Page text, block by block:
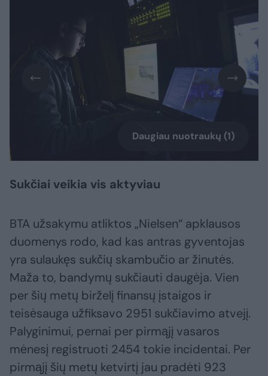
Daugiau nuotraukų (1)
Sukčiai veikia vis aktyviau
BTA užsakymu atliktos „Nielsen“ apklausos
duomenys rodo, kad kas antras gyventojas
yra sulaukęs sukčių skambučio ar žinutės.
Maža to, bandymų sukčiauti daugėja. Vien
per šių metų birželį finansų įstaigos ir
teisėsauga užfiksavo 2951 sukčiavimo atvejį.
Palyginimui, pernai per pirmąjį vasaros
mėnesį registruoti 2454 tokie incidentai. Per
pirmąjį šių metų ketvirtį jau pradėti 923